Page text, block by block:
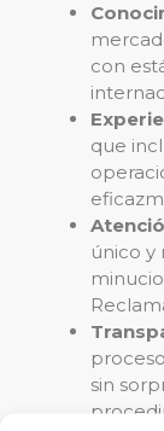
con
que
único y
sin